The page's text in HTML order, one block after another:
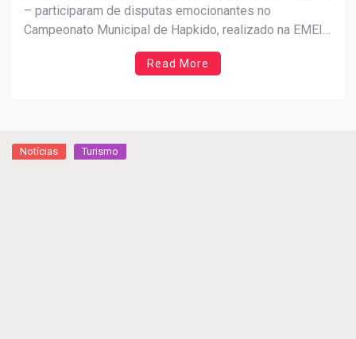
– participaram de disputas emocionantes no
Campeonato Municipal de Hapkido, realizado na EMEI
José Veneza Monteiro. A competição foi promovida
pela Prefeitura, por meio do Departamento de
Read More
Notícias Turismo